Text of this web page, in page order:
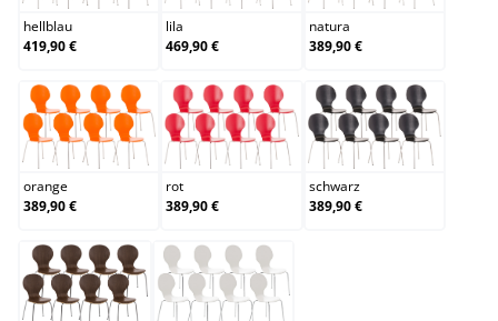
hellblau
419,90 €
lila
469,90 €
natura
389,90 €
orange
orange
389,90 €
rot
rot
389,90 €
schwarz
schwarz
389,90 €
walnuss weiß